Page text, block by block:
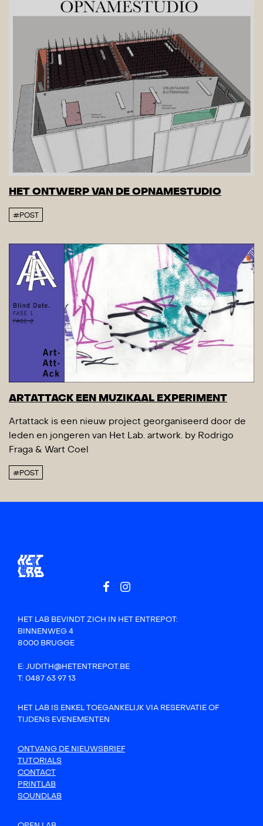
HET ONTWERP VAN DE OPNAMESTUDIO
#POST
ARTATTACK EEN MUZIKAAL EXPERIMENT
Artattack is een nieuw project georganiseerd door de
leden en jongeren van Het Lab. artwork. by Rodrigo
Fraga & Wart Coel
#POST
HET LAB BEVINDT ZICH IN HET ENTREPOT:
BINNENWEG 4
8000 BRUGGE
E: JUDITH@HETENTREPOT.BE
T: 0487 63 97 13
HET LAB IS ENKEL TOEGANKELIJK VIA RESERVATIE OF
TIJDENS EVENEMENTEN
ONTVANG DE NIEUWSBRIEF
TUTORIALS
CONTACT
PRINTLAB
SOUNDLAB